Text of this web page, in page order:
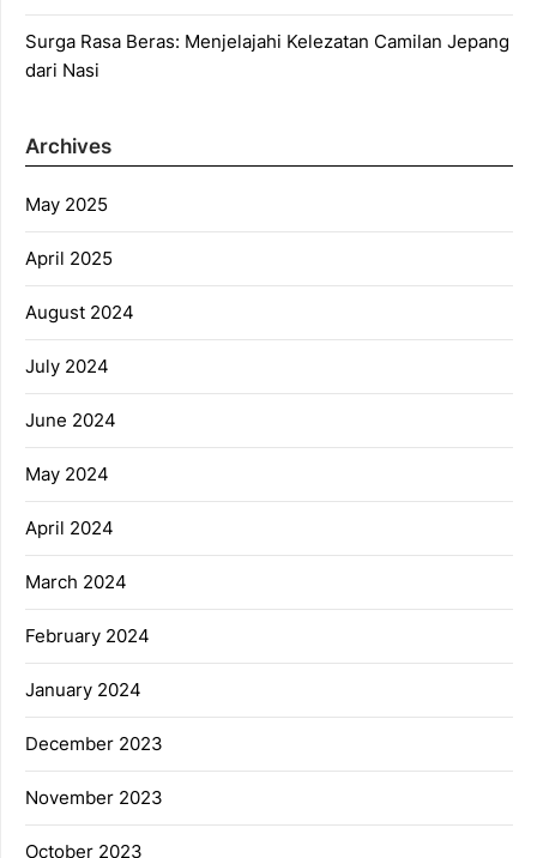
Surga Rasa Beras: Menjelajahi Kelezatan Camilan Jepang
dari Nasi
Archives
May 2025
April 2025
August 2024
July 2024
June 2024
May 2024
April 2024
March 2024
February 2024
January 2024
December 2023
November 2023
October 2023